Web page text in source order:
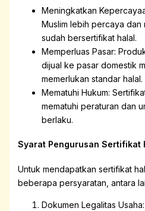
Meningkatkan
Muslim lebih percaya dan
sudah bersertifikat halal.
Memperluas Pasar:
dijual ke pasar domestik
memerlukan standar halal.
Mematuhi Hukum:
mematuhi peraturan dan
berlaku.
Syarat Pengurusan Sertifikat
Untuk mendapatkan sertifikat
beberapa persyaratan, antara
Dokumen Legalitas Usaha: